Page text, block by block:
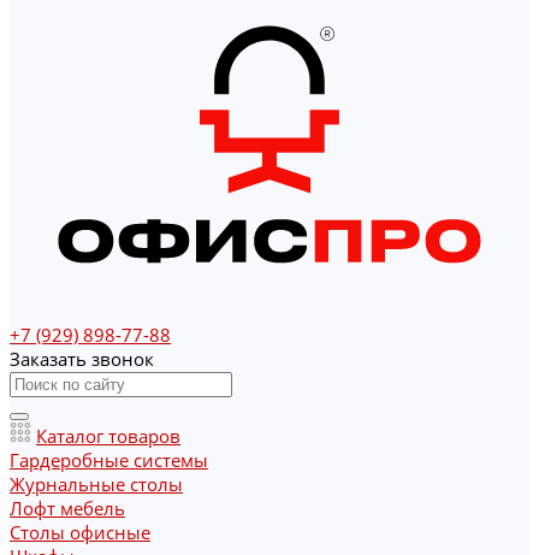
+7 (929) 898-77-88
Заказать звонок
Каталог товаров
Гардеробные системы
Журнальные столы
Лофт мебель
Столы офисные